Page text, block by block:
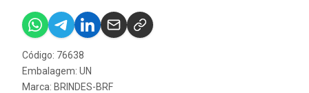
Código: 76638
Embalagem: UN
Marca: BRINDES-BRF